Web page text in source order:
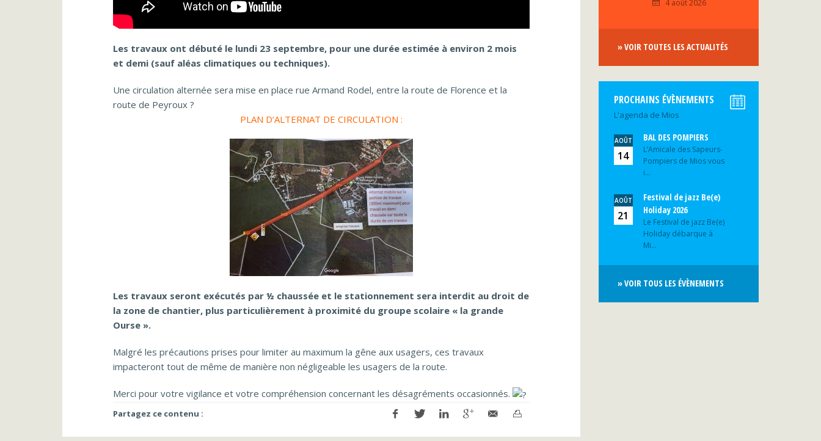
Les travaux ont débuté le lundi 23 septembre, pour une durée estimée à environ 2 mois
et demi (sauf aléas climatiques ou techniques).
Une circulation alternée sera mise en place rue Armand Rodel, entre la route de Florence et la
route de Peyroux ?
PLAN D’ALTERNAT DE CIRCULATION :
Les travaux seront exécutés par ½ chaussée et le stationnement sera interdit au droit de
la zone de chantier, plus particulièrement à proximité du groupe scolaire « la grande
Ourse ».
Malgré les précautions prises pour limiter au maximum la gêne aux usagers, ces travaux
impacteront tout de même de manière non négligeable les usagers de la route.
Merci pour votre vigilance et votre compréhension concernant les désagréments occasionnés.
Partagez ce contenu :
4 août 2026
» VOIR TOUTES LES ACTUALITÉS
PROCHAINS ÉVÈNEMENTS
L'agenda de Mios
AOÛT
14
BAL DES POMPIERS
L’Amicale des Sapeurs-
Pompiers de Mios vous
i...
AOÛT
21
Festival de jazz Be(e)
Holiday 2026
Le Festival de jazz Be(e)
Holiday débarque à
Mi...
» VOIR TOUS LES ÉVÈNEMENTS